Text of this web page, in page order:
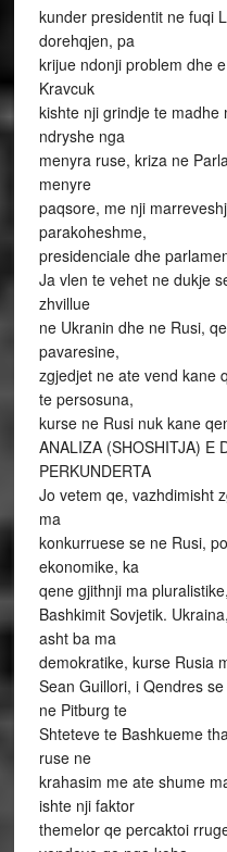
kunder presidentit ne fuqi
dorehqjen, pa
krijue ndonji problem dhe
Kravcuk
kishte nji grindje te
ndryshe nga
menyra ruse, kriza ne
menyre
paqsore, me nji
parakoheshme,
presidenciale dhe
Ja vlen te vehet ne dukje
zhvillue
ne Ukranin dhe ne Rusi,
pavaresine,
zgjedjet ne ate vend kane
te persosuna,
kurse ne Rusi nuk kane
ANALIZA (SHOSHITJA) E
PERKUNDERTA
Jo vetem qe, vazhdimisht
ma
konkurruese se ne Rusi,
ekonomike, ka
qene gjithnji ma
Bashkimit Sovjetik.
asht ba ma
demokratike, kurse Rusia
Sean Guillori, i Qendres
ne Pitburg te
Shteteve te Bashkueme
ruse ne
krahasim me ate shume
ishte nji faktor
themelor qe percaktoi